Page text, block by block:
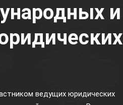
и
ведущих юридических